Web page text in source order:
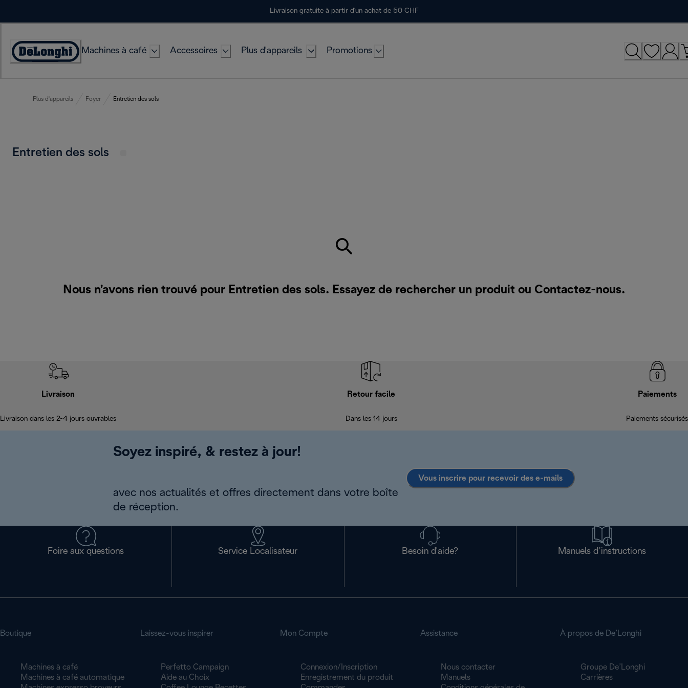
Livraison gratuite à partir d'un achat de 50 CHF
Déclaration
Machines à café Accessoires Plus d'appareils Promotions
Plus d'appareils Foyer Entretien des sols
Entretien des sols
Nous n’avons rien trouvé pour Entretien des sols. Essayez de rechercher un produit ou Contactez-nous.
Livraison
Livraison dans les 2-4 jours ouvrables
Retour facile
Dans les 14 jours
Paiements
Paiements sécurisés
Soyez inspiré, & restez à jour!
avec nos actualités et offres directement dans votre boîte
de réception.
Vous inscrire pour recevoir des e-mails
Foire aux questions Service Localisateur Besoin d'aide? Manuels d’instructions
Boutique
Machines à café
Machines à café automatique
Laissez-vous inspirer
Perfetto Campaign
Aide au Choix
Mon Compte
Connexion/Inscription
Enregistrement du produit
Assistance
Nous contacter
Manuels
À propos de De’Longhi
Groupe De’Longhi
Carrières